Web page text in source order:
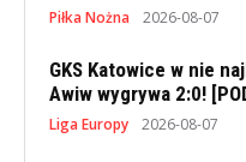
Piłka Nożna 2026-08-07
GKS Katowice w nie
Awiw wygrywa 2:0!
Liga Europy 2026-08-07